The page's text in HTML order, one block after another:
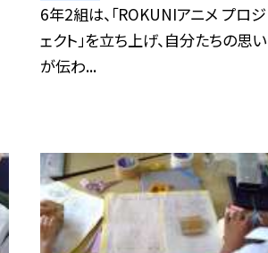
6年2組は、「ROKUNIアニメ プロジ
ェクト」を立ち上げ、自分たちの思い
が伝わ...